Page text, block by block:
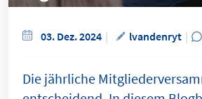
03. Dez. 2024 lvandenryt
Die jährliche